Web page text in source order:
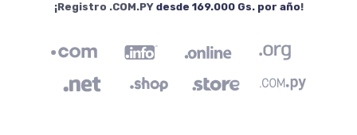
¡Registro .COM.PY desde 169.000 Gs. por año!